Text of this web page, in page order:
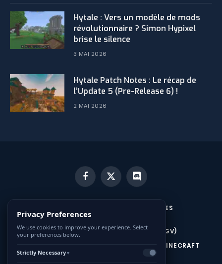
Hytale : Vers un modèle de mods
révolutionnaire ? Simon Hypixel
brise le silence
3 MAI 2026
​Hytale Patch Notes : Le récap de
l’Update 5 (Pre-Release 6) !
2 MAI 2026
Facebook
X
(Twitter)
Discord
MENTIONS LÉGALES ET CONDITIONS GÉNÉRALES
D’UTILISATION (CGU)
CONDITIONS GÉNÉRALES DE VENTE (CGV)
HÉBERGEUR SERVEUR MINECRAFT
Privacy Preferences
We use cookies to improve your experience. Select
your preferences below.
Strictly Necessary▼